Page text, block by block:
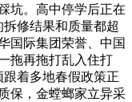
坑。高中停学后正在
修结果和质量都超
国际集团荣誉、中国
拖再拖打乱入住打
着多地春假政策正
保，金螳螂家立异采